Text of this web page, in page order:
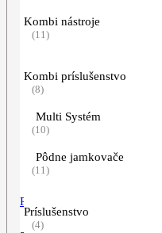
Pieskovací granulát, vrece
Kombi nástroje
(11)
Kombi príslušenstvo
(8)
Multi Systém
(10)
Pôdne jamkovače
(11)
Príslušenstvo
(4)